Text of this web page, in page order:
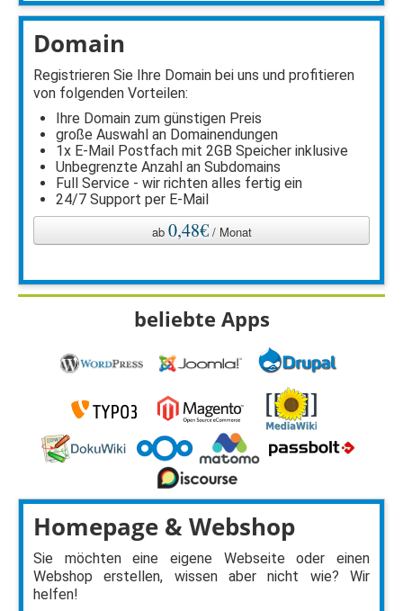
Domain
Registrieren Sie Ihre Domain bei uns und profitieren
von folgenden Vorteilen:
Ihre Domain zum günstigen Preis
große Auswahl an Domainendungen
1x E-Mail Postfach mit 2GB Speicher inklusive
Unbegrenzte Anzahl an Subdomains
Full Service - wir richten alles fertig ein
24/7 Support per E-Mail
ab 0,48€/ Monat
beliebte Apps
Homepage & Webshop
Sie möchten eine eigene Webseite oder einen
Webshop erstellen, wissen aber nicht wie? Wir
helfen!